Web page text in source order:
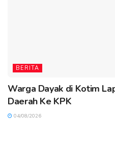
BERITA
Warga Dayak di Kotim
Daerah Ke KPK
04/08/2026